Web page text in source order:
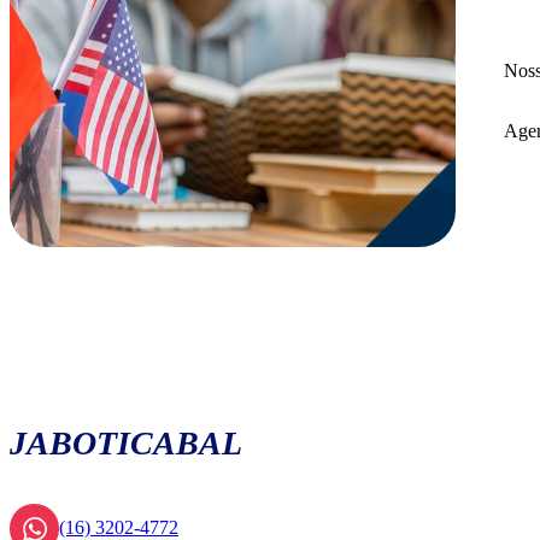
JABOTICABAL
(16) 3202-4772